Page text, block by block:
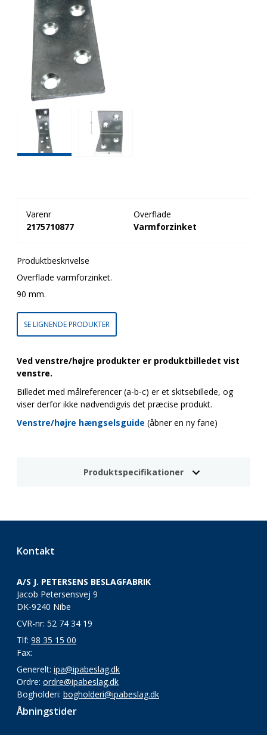
Varenr
2175710877
Overflade
Varmforzinket
Produktbeskrivelse
Overflade varmforzinket.
90 mm.
SE LIGNENDE PRODUKTER
Ved venstre/højre produkter er produktbilledet vist
venstre.
Billedet med målreferencer (a-b-c) er et skitsebillede, og
viser derfor ikke nødvendigvis det præcise produkt.
Venstre/højre hængselsguide (åbner en ny fane)
Produktspecifikationer
Kontakt
A/S J. PETERSENS BESLAGFABRIK
Jacob Petersensvej 9
DK-9240 Nibe
CVR-nr: 52 74 34 19
Tlf: 98 35 15 00
Fax:
Generelt: ipa@ipabeslag.dk
Ordre: ordre@ipabeslag.dk
Bogholderi: bogholderi@ipabeslag.dk
Åbningstider